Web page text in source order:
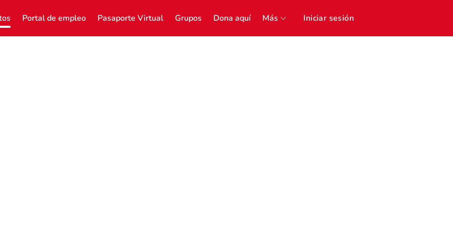
Portal de empleo Pasaporte Virtual Grupos Dona aquí Más Iniciar sesión